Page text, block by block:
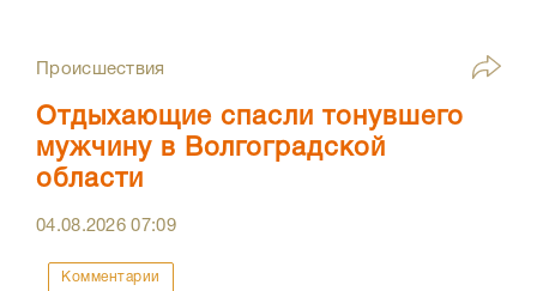
Происшествия
Отдыхающие спасли тонувшего
мужчину в Волгоградской
области
04.08.202607:09
Комментарии